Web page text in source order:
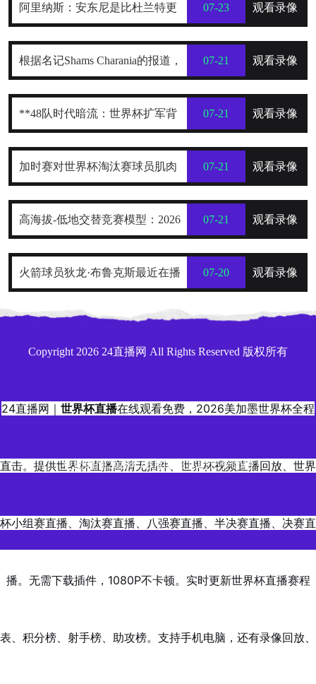
阿里纳斯：安东尼是比杜兰特更
全面的得分手
07-23 观看录像
根据名记Shams Charania的报道，
詹姆斯已经把目标范围缩小到了热
07-21 观看录像
**48队时代暗流：世界杯扩军背
后的权力重构与利益争夺战**
07-21 观看录像
加时赛对世界杯淘汰赛球员肌肉
损伤的解剖学分布规律及关键诱因
07-21 观看录像
高海拔-低地交替竞赛模型：2026
世界杯跨海拔赛程的生理极限阈值
07-21 观看录像
火箭球员狄龙·布鲁克斯最近在播 07-20 观看录像
Copyright 2026 24直播网 All Rights Reserved 版权所有
24直播网｜ 世界杯直播在线观看免费，2026美加墨世界杯全程
直击。提供世界杯直播高清无插件、世界杯视频直播回放、世界
杯小组赛直播、淘汰赛直播、八强赛直播、半决赛直播、决赛直
播。无需下载插件，1080P不卡顿。实时更新世界杯直播赛程
表、积分榜、射手榜、助攻榜。支持手机电脑，还有录像回放、
更新时间2026年06月05日16时15分00秒